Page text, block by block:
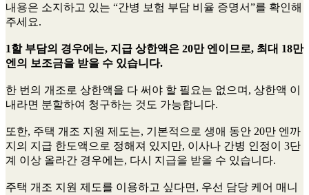
내용은 소지하고 있는 “간병 보험 부담 비율 증명서”를 확인해
주세요.
1할 부담의 경우에는, 지급 상한액은 20만 엔이므로, 최대 18만
엔의 보조금을 받을 수 있습니다.
한 번의 개조로 상한액을 다 써야 할 필요는 없으며, 상한액 이
내라면 분할하여 청구하는 것도 가능합니다.
또한, 주택 개조 지원 제도는, 기본적으로 생애 동안 20만 엔까
지의 지급 한도액으로 정해져 있지만, 이사나 간병 인정이 3단
계 이상 올라간 경우에는, 다시 지급을 받을 수 있습니다.
주택 개조 지원 제도를 이용하고 싶다면, 우선 담당 케어 매니